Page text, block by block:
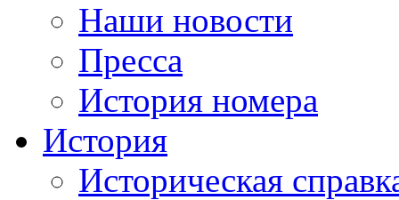
Наши новости
Пресса
История номера
История
Историческая